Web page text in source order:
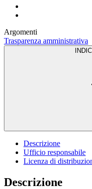
Argomenti
Trasparenza amministrativa
Descrizione
Ufficio responsabile
Licenza di
Descrizione